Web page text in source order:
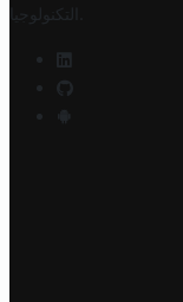
التكنولوجيا